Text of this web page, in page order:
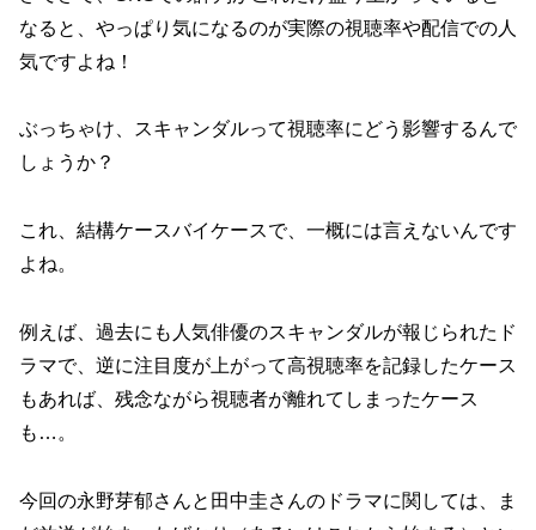
なると、やっぱり気になるのが実際の視聴率や配信での人
気ですよね！
ぶっちゃけ、スキャンダルって視聴率にどう影響するんで
しょうか？
これ、結構ケースバイケースで、一概には言えないんです
よね。
例えば、過去にも人気俳優のスキャンダルが報じられたド
ラマで、逆に注目度が上がって高視聴率を記録したケース
もあれば、残念ながら視聴者が離れてしまったケース
も…。
今回の永野芽郁さんと田中圭さんのドラマに関しては、ま